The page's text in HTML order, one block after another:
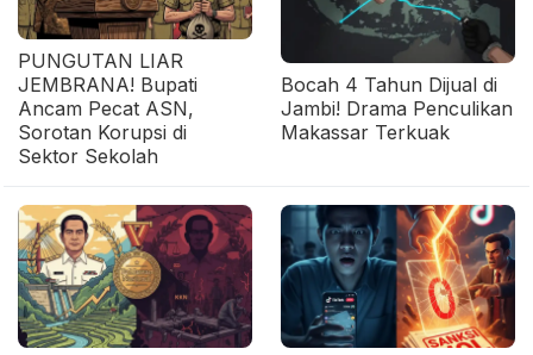
PUNGUTAN LIAR
JEMBRANA! Bupati
Ancam Pecat ASN,
Sorotan Korupsi di
Sektor Sekolah
Bocah 4 Tahun Dijual di
Jambi! Drama Penculikan
Makassar Terkuak